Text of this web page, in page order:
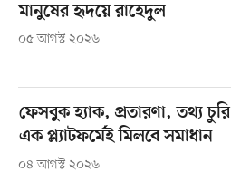
মানুষের হৃদয়ে রাহেদুল
০৫ আগস্ট ২০২৬
ফেসবুক হ্যাক, প্রতারণা, তথ্য চুরি
এক প্ল্যাটফর্মেই মিলবে সমাধান
০৪ আগস্ট ২০২৬